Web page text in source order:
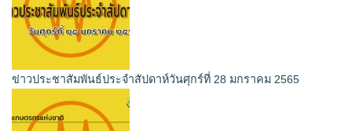
ข่าวประชาสัมพันธ์ประจำสัปดาห์วันศุกร์ที่ 28 มกราคม 2565